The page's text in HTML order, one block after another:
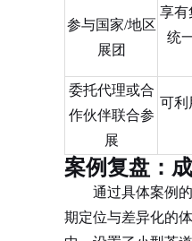
参与国家/地区
展团
享有
统
委托代理或合
作伙伴联合参
展
可利
案例复盘：
通过具体案例的
期定位与差异化的